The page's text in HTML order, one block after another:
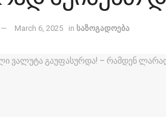
March 6, 2025 in საზოგადოება